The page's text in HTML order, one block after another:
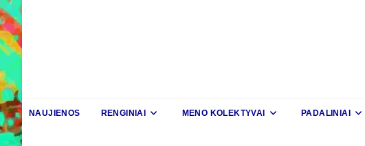
NAUJIENOS RENGINIAI MENO KOLEKTYVAI PADALINIAI